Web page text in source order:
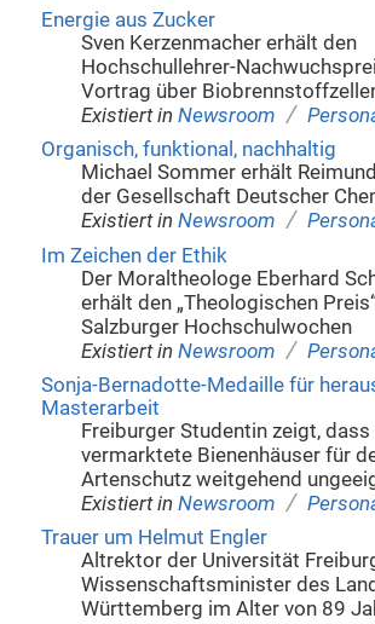
Energie aus Zucker
Sven Kerzenmacher erhält den
Hochschullehrer-
Vortrag über
Existiert in Newsroom /
Organisch, funktional, nachhaltig
Michael Sommer erhält
der Gesellschaft Deutscher
Existiert in Newsroom /
Im Zeichen der Ethik
Der Moraltheologe Eberhard
erhält den „Theologischen
Salzburger Hochschulwochen
Existiert in Newsroom /
Sonja-Bernadotte-Medaille für
Masterarbeit
Freiburger Studentin zeigt, dass
vermarktete Bienenhäuser für
Artenschutz weitgehend
Existiert in Newsroom /
Trauer um Helmut Engler
Altrektor der Universität
Wissenschaftsminister des
Württemberg im Alter von 89